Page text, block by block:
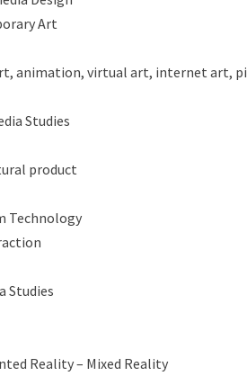
Art
animation, virtual art, internet art,
Studies
product
Technology
Studies
Reality – Mixed Reality